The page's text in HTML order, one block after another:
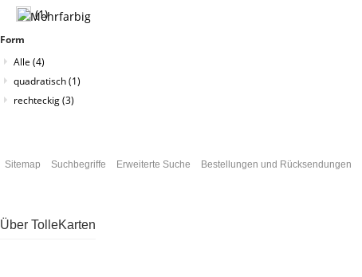
(1)
Form
Alle (4)
quadratisch(1)
rechteckig(3)
Sitemap Suchbegriffe Erweiterte Suche Bestellungen und Rücksendungen
Über TolleKarten